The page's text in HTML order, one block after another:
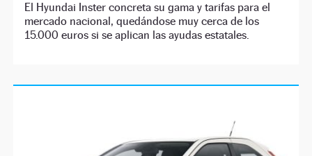
El Hyundai Inster concreta su gama y tarifas para el
mercado nacional, quedándose muy cerca de los
15.000 euros si se aplican las ayudas estatales.